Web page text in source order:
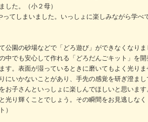
した。（小２母）
てしまいました。いっしょに楽しみながら学べ
公園の砂場などで「どろ遊び」ができなくなり
中でも安心して作れる「どろだんごキット」を
す。表面が湿っているときに磨いてもよく光り
にいかないことがあり、手先の感覚を研ぎ澄ま
お子さんといっしょに楽しんでほしいと思いま
光り輝くことでしょう。その瞬間をお見逃しなく
）